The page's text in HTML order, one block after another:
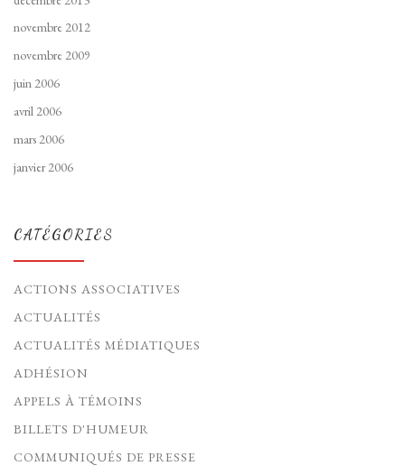
novembre 2012
novembre 2009
juin 2006
avril 2006
mars 2006
janvier 2006
CATÉGORIES
ACTIONS ASSOCIATIVES
ACTUALITÉS
ACTUALITÉS MÉDIATIQUES
ADHÉSION
APPELS À TÉMOINS
BILLETS D'HUMEUR
COMMUNIQUÉS DE PRESSE